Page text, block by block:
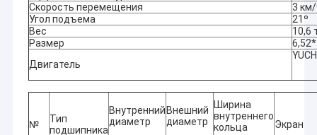
Скорость перемещения
3
Угол подъема
21º
Вес
10,6
Размер
Двигатель
№
Тип
подшипника
Внутренний
диаметр
Внешний
диаметр
Ширина
внутреннего
кольца
Экран